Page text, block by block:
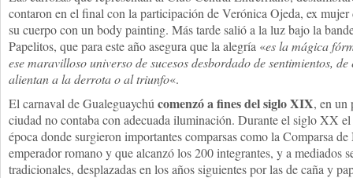
contaron en el final con la participación de Verónica Ojeda, ex
su cuerpo con un body painting. Más tarde salió a la luz bajo la
Papelitos, que para este año asegura que la alegría «es la mágica
ese maravilloso universo de sucesos desbordado de sentimientos,
alientan a la derrota o al triunfo«.
El carnaval de Gualeguaychú comenzó a fines del siglo XIX, en un
ciudad no contaba con adecuada iluminación. Durante el siglo XX
época donde surgieron importantes comparsas como la Comparsa
emperador romano y que alcanzó los 200 integrantes, y a mediados
tradicionales, desplazadas en los años siguientes por las de caña y